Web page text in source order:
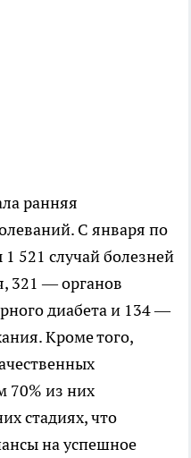
ранняя
С января по
521 случай болезней
321 — органов
диабета и 134 —
Кроме того,
70% из них
стадиях, что
на успешное